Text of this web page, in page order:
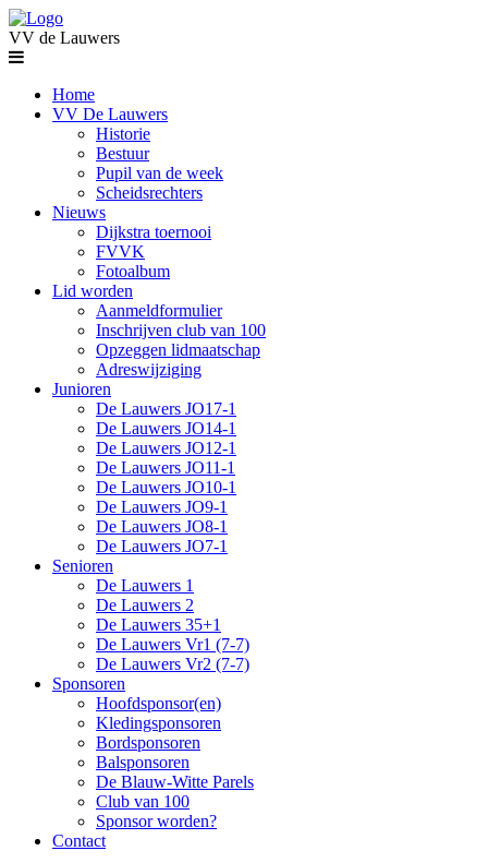
VV de Lauwers
Home
VV De Lauwers
Historie
Bestuur
Pupil van de week
Scheidsrechters
Nieuws
Dijkstra toernooi
FVVK
Fotoalbum
Lid worden
Aanmeldformulier
Inschrijven club van 100
Opzeggen lidmaatschap
Adreswijziging
Junioren
De Lauwers JO17-1
De Lauwers JO14-1
De Lauwers JO12-1
De Lauwers JO11-1
De Lauwers JO10-1
De Lauwers JO9-1
De Lauwers JO8-1
De Lauwers JO7-1
Senioren
De Lauwers 1
De Lauwers 2
De Lauwers 35+1
De Lauwers Vr1 (7-7)
De Lauwers Vr2 (7-7)
Sponsoren
Hoofdsponsor(en)
Kledingsponsoren
Bordsponsoren
Balsponsoren
De Blauw-Witte Parels
Club van 100
Sponsor worden?
Contact